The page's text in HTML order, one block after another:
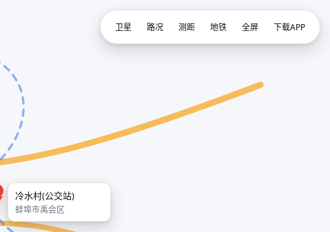
冷水村(公交站)
蚌埠市禹会区
卫星 路况 测距 地铁 全屏 下载APP